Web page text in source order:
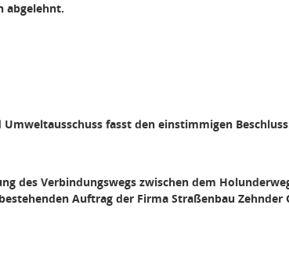
abgelehnt.
Umweltausschuss fasst den einstimmigen
des Verbindungswegs zwischen dem
Auftrag der Firma Straßenbau Zehnder